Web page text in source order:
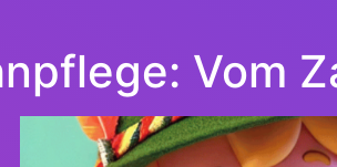
Vom